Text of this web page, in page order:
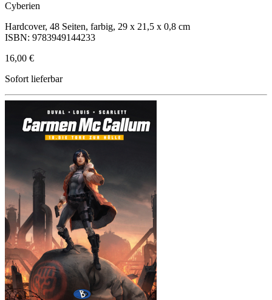
Cyberien
Hardcover, 48 Seiten, farbig, 29 x 21,5 x 0,8 cm
ISBN: 9783949144233
16,00 €
Sofort lieferbar